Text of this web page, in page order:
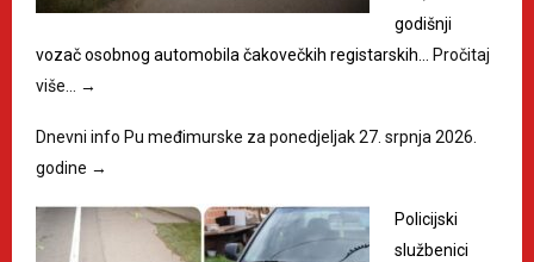
godišnji
vozač osobnog automobila čakovečkih registarskih… Pročitaj
više… →
Dnevni info Pu međimurske za ponedjeljak 27. srpnja 2026.
godine →
Policijski
službenici